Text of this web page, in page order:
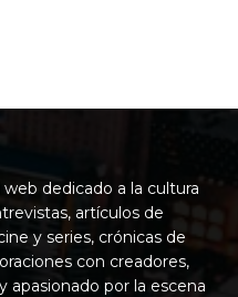
dedicado a la cultura
artículos de
y series, crónicas de
con creadores,
por la escena